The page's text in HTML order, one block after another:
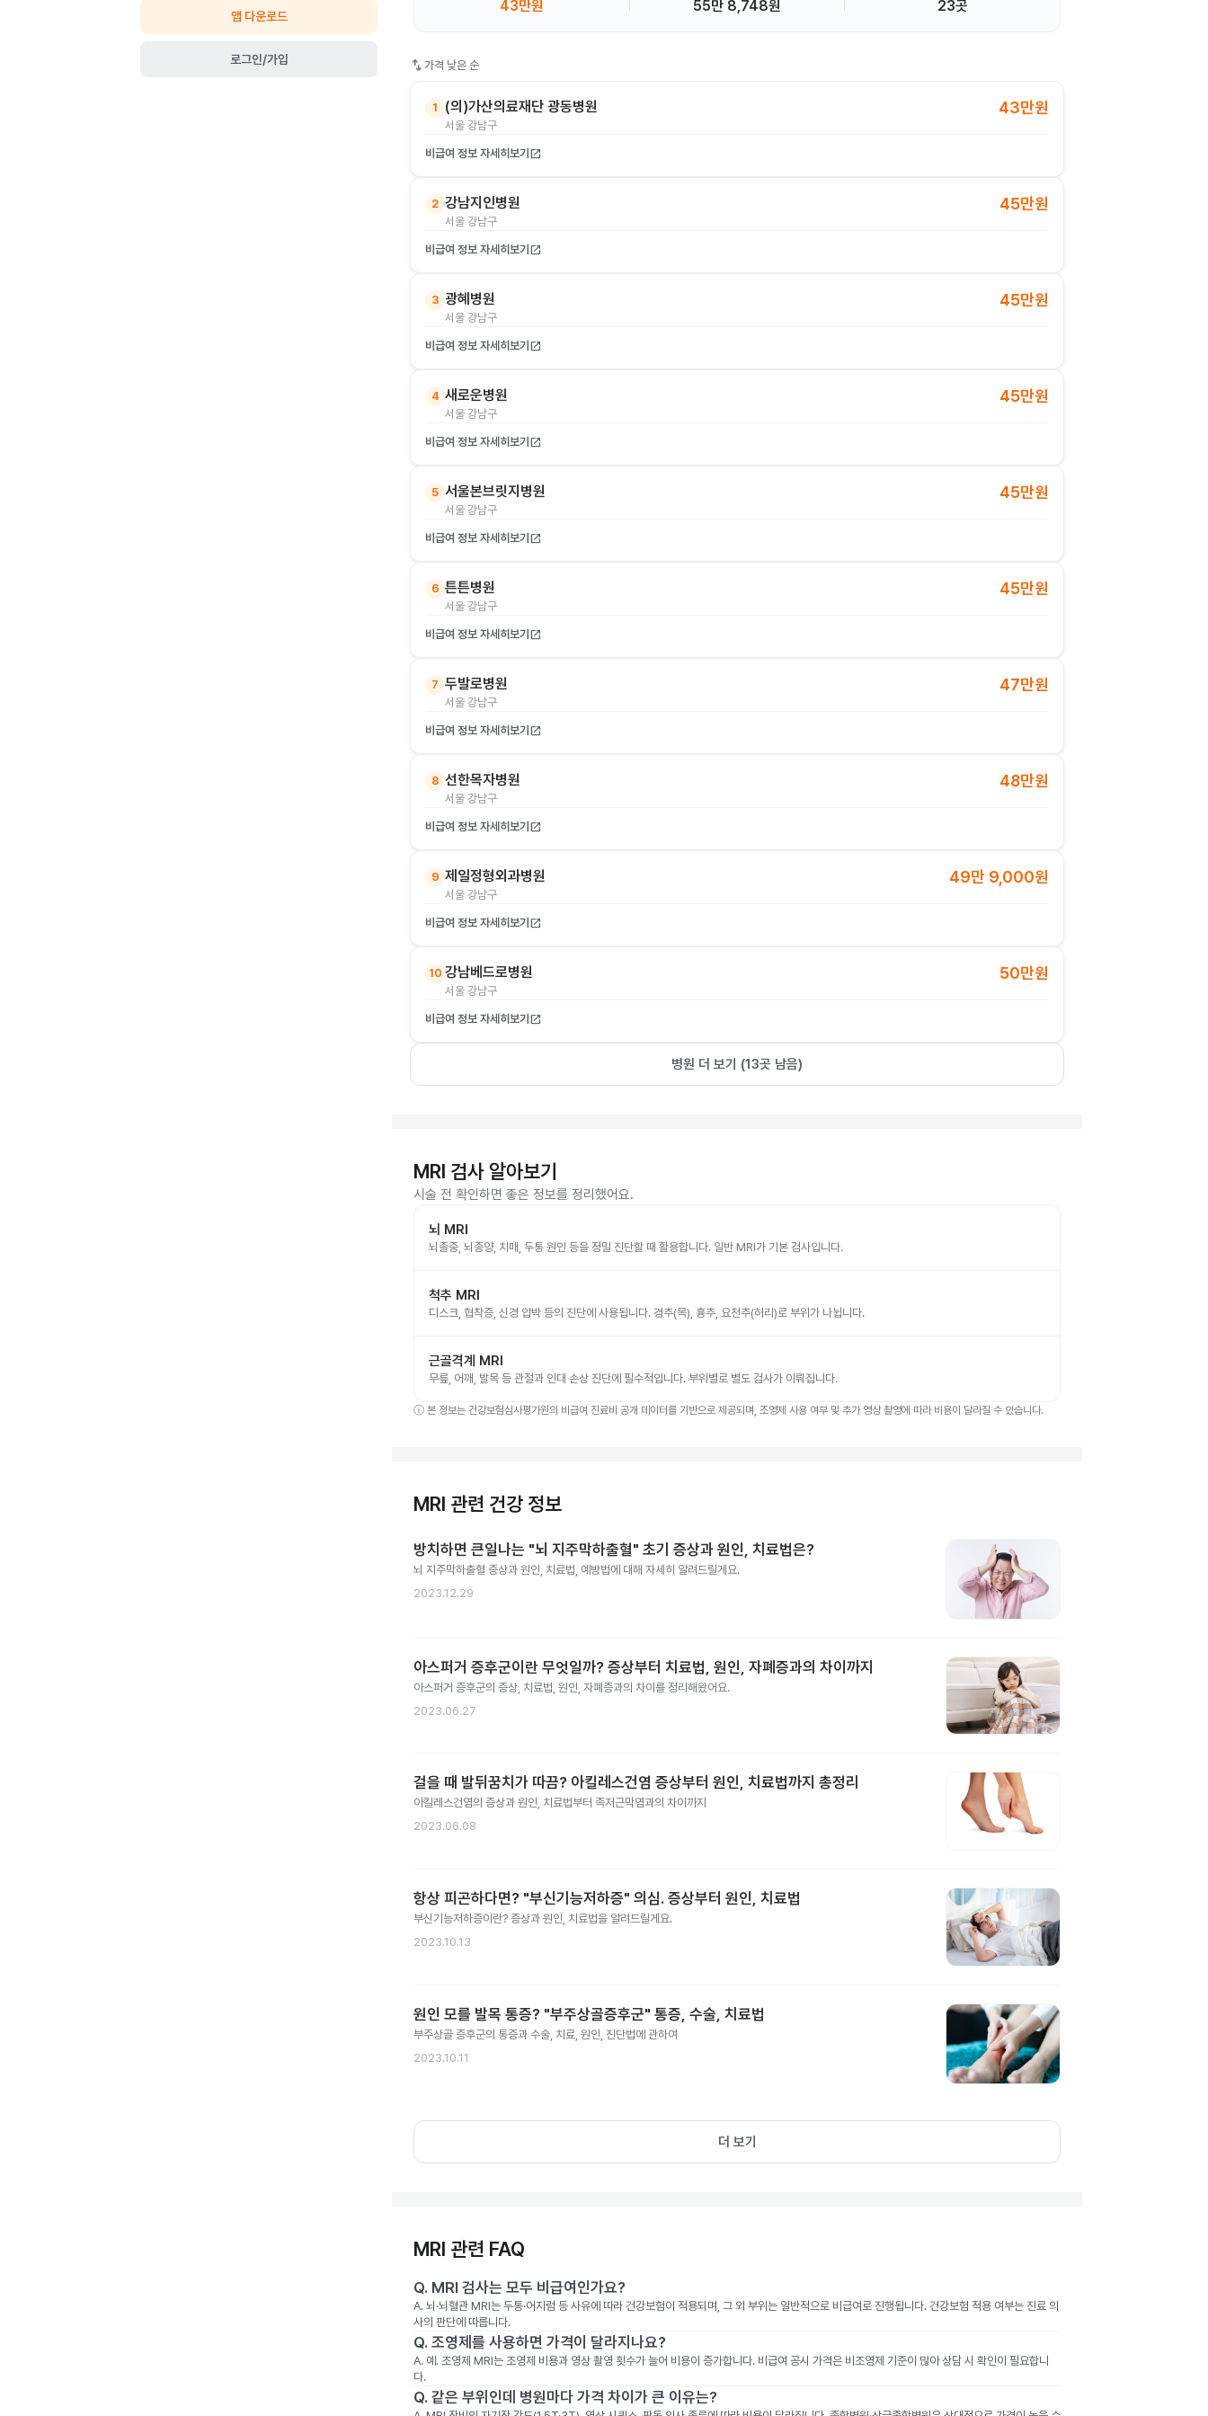
앱 다운로드
로그인/가입
43만원 55만 8,748원 23곳
swap_vert 가격 낮은 순
1 (의)가산의료재단 광동병원
서울 강남구
43만원
비급여 정보 자세히보기 open_in_new
2 강남지인병원
서울 강남구
45만원
비급여 정보 자세히보기 open_in_new
3 광혜병원
서울 강남구
45만원
비급여 정보 자세히보기 open_in_new
4 새로운병원
서울 강남구
45만원
비급여 정보 자세히보기 open_in_new
5 서울본브릿지병원
서울 강남구
45만원
비급여 정보 자세히보기 open_in_new
6 튼튼병원
서울 강남구
45만원
비급여 정보 자세히보기 open_in_new
7 두발로병원
서울 강남구
47만원
비급여 정보 자세히보기 open_in_new
8 선한목자병원
서울 강남구
48만원
비급여 정보 자세히보기 open_in_new
9 제일정형외과병원
서울 강남구
49만 9,000원
비급여 정보 자세히보기 open_in_new
10 강남베드로병원
서울 강남구
50만원
비급여 정보 자세히보기 open_in_new
병원 더 보기 (13곳 남음)
MRI 검사 알아보기
시술 전 확인하면 좋은 정보를 정리했어요.
뇌 MRI
뇌졸중, 뇌종양, 치매, 두통 원인 등을 정밀 진단할 때 활용합니다. 일반 MRI가 기본 검사입니다.
척추 MRI
디스크, 협착증, 신경 압박 등의 진단에 사용됩니다. 경추(목), 흉추, 요천추(허리)로 부위가 나뉩니다.
근골격계 MRI
무릎, 어깨, 발목 등 관절과 인대 손상 진단에 필수적입니다. 부위별로 별도 검사가 이뤄집니다.
ⓘ 본 정보는 건강보험심사평가원의 비급여 진료비 공개 데이터를 기반으로 제공되며, 조영제 사용 여부 및 추가 영상 촬영에 따라 비용이 달라질 수 있습니다.
MRI 관련 건강 정보
방치하면 큰일나는 "뇌 지주막하출혈" 초기 증상과 원인, 치료법은?
뇌 지주막하출혈 증상과 원인, 치료법, 예방법에 대해 자세히 알려드릴게요.
2023.12.29
아스퍼거 증후군이란 무엇일까? 증상부터 치료법, 원인, 자폐증과의 차이까지
아스퍼거 증후군의 증상, 치료법, 원인, 자폐증과의 차이를 정리해왔어요.
2023.06.27
걸을 때 발뒤꿈치가 따끔? 아킬레스건염 증상부터 원인, 치료법까지 총정리
아킬레스건염의 증상과 원인, 치료법부터 족저근막염과의 차이까지
2023.06.08
항상 피곤하다면? "부신기능저하증" 의심. 증상부터 원인, 치료법
부신기능저하증이란? 증상과 원인, 치료법을 알려드릴게요.
2023.10.13
원인 모를 발목 통증? "부주상골증후군" 통증, 수술, 치료법
부주상골 증후군의 통증과 수술, 치료, 원인, 진단법에 관하여
2023.10.11
더 보기
MRI 관련 FAQ
Q. MRI 검사는 모두 비급여인가요?
A. 뇌·뇌혈관 MRI는 두통·어지럼 등 사유에 따라 건강보험이 적용되며, 그 외 부위는 일반적으로 비급여로 진행됩니다. 건강보험 적용 여부는 진료 의
사의 판단에 따릅니다.
Q. 조영제를 사용하면 가격이 달라지나요?
A. 예. 조영제 MRI는 조영제 비용과 영상 촬영 횟수가 늘어 비용이 증가합니다. 비급여 공시 가격은 비조영제 기준이 많아 상담 시 확인이 필요합니
다.
Q. 같은 부위인데 병원마다 가격 차이가 큰 이유는?